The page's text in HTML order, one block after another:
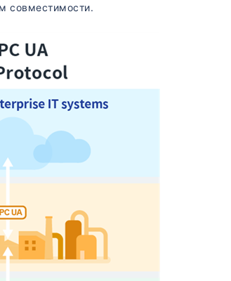
совместимости.